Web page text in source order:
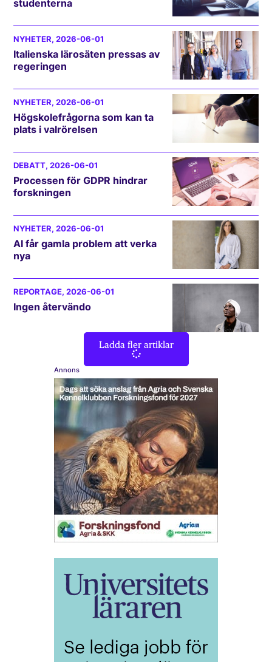
studenterna
NYHETER, 2026-06-01
Italienska lärosäten pressas av
regeringen
NYHETER, 2026-06-01
Högskolefrågorna som kan ta
plats i valrörelsen
DEBATT, 2026-06-01
Processen för GDPR hindrar
forskningen
NYHETER, 2026-06-01
AI får gamla problem att verka
nya
REPORTAGE, 2026-06-01
Ingen återvändo
Ladda fler artiklar
Annons